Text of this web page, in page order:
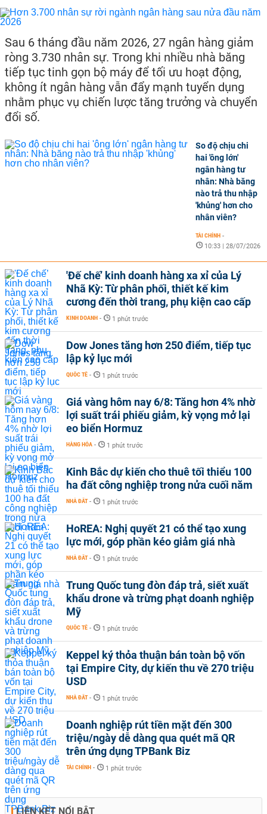
Sau 6 tháng đầu năm 2026, 27 ngân hàng giảm
ròng 3.730 nhân sự. Trong khi nhiều nhà băng
tiếp tục tinh gọn bộ máy để tối ưu hoạt động,
không ít ngân hàng vẫn đẩy mạnh tuyển dụng
nhằm phục vụ chiến lược tăng trưởng và chuyển
đổi số.
So độ chịu chi
hai 'ông lớn'
ngân hàng tư
nhân: Nhà băng
nào trả thu nhập
'khủng' hơn cho
nhân viên?
TÀI CHÍNH -
10:33 | 28/07/2026
'Đế chế’ kinh doanh hàng xa xỉ của Lý
Nhã Kỳ: Từ phân phối, thiết kế kim
cương đến thời trang, phụ kiện cao cấp
KINH DOANH - 1 phút trước
Dow Jones tăng hơn 250 điểm, tiếp tục
lập kỷ lục mới
QUỐC TẾ - 1 phút trước
Giá vàng hôm nay 6/8: Tăng hơn 4% nhờ
lợi suất trái phiếu giảm, kỳ vọng mở lại
eo biển Hormuz
HÀNG HÓA - 1 phút trước
Kinh Bắc dự kiến cho thuê tối thiểu 100
ha đất công nghiệp trong nửa cuối năm
NHÀ ĐẤT - 1 phút trước
HoREA: Nghị quyết 21 có thể tạo xung
lực mới, góp phần kéo giảm giá nhà
NHÀ ĐẤT - 1 phút trước
Trung Quốc tung đòn đáp trả, siết xuất
khẩu drone và trừng phạt doanh nghiệp
Mỹ
QUỐC TẾ - 1 phút trước
Keppel ký thỏa thuận bán toàn bộ vốn
tại Empire City, dự kiến thu về 270 triệu
USD
NHÀ ĐẤT - 1 phút trước
Doanh nghiệp rút tiền mặt đến 300
triệu/ngày dễ dàng qua quét mã QR
trên ứng dụng TPBank Biz
TÀI CHÍNH - 1 phút trước
LIÊN KẾT NỔI BẬT